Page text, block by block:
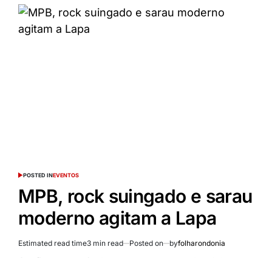
POSTED INEVENTOS
MPB, rock suingado e sarau
moderno agitam a Lapa
Estimated read time3 min read Posted on byfolharondonia